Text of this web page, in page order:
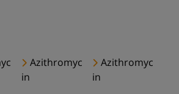
Azithromyc
in
Azithromyc
in